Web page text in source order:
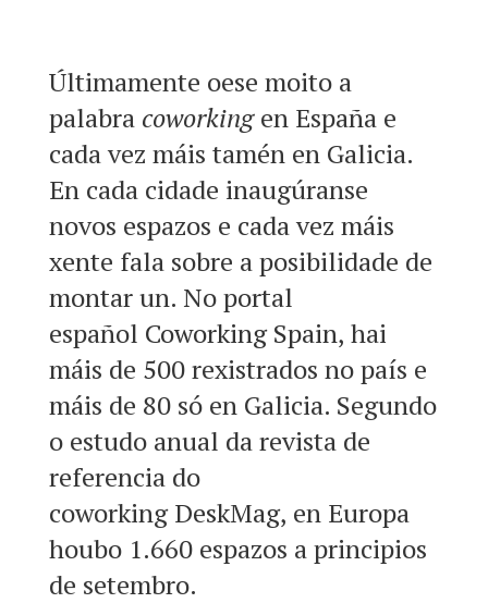
Últimamente oese moito a
palabra coworkingen España e
cada vez máis tamén en Galicia.
En cada cidade inaugúranse
novos espazos e cada vez máis
xente fala sobre a posibilidade de
montar un. No portal
español Coworking Spain, hai
máis de 500 rexistrados no país e
máis de 80 só en Galicia. Segundo
o estudo anual da revista de
referencia do
coworkingDeskMag, en Europa
houbo 1.660 espazos a principios
de setembro.